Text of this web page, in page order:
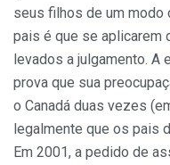
seus filhos de um modo
pais é que se aplicarem
levados a julgamento. A
prova que sua
o Canadá duas vezes
legalmente que os pais
Em 2001, a pedido de